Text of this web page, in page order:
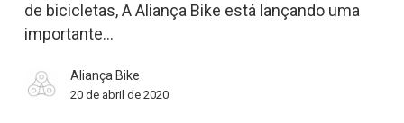
setor
de
de bicicletas, A Aliança Bike está lançando uma
importante…
Aliança Bike
20 de abril de 2020